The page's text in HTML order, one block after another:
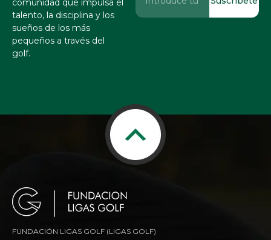
comunidad que impulsa el
talento, la disciplina y los
sueños de los más
pequeños a través del
golf.
FUNDACIÓN LIGAS GOLF (LIGAS GOLF)